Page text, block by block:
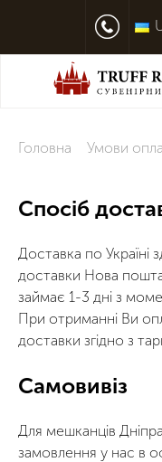
Головна Умови
Спосіб
Доставка по Україні
доставки Нова
займає 1-3 дні з
При отриманні Ви
доставки згідно з
Самовивіз
Для мешканців
замовлення у нас в